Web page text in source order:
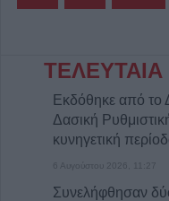
Εκδόθηκε από το
Δασική
κυνηγετική
6 Αυγούστου 2026, 11:27
Συνελήφθησαν